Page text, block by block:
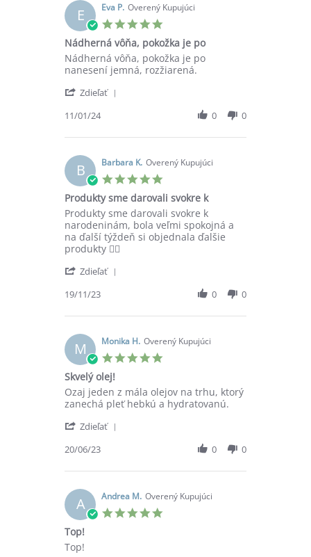
on
1
Oct
2024
E Eva P. Overený Kupujúci
5.0
star
rating
Nádherná vôňa, pokožka je po
Review
by
P.
11
2024
review
stating
vôňa,
je
Nádherná vôňa, pokožka je po
nanesení jemná, rozžiarená.
Zdieľať
Eva
on
11
Jan
2024
11/01/24 0 0
B Barbara K. Overený Kupujúci
5.0
star
rating
Produkty sme darovali svokre k
Review
by
Barbara
K.
19
2023
review
stating
Produkty
sme
svokre
Produkty sme darovali svokre k
narodeninám, bola veľmi spokojná a
na ďalší týždeň si objednala ďalšie
produkty 👍🏼
Zdieľať
Barbara
on
19
Nov
19/11/23 0 0
M Monika H. Overený Kupujúci
5.0
Skvelý olej!
Review
by
H.
20
2023
review
stating
olej!
Ozaj jeden z mála olejov na trhu, ktorý
zanechá pleť hebkú a hydratovanú.
Zdieľať
Monika
on
20
Jun
20/06/23 0 0
A Andrea M. Overený Kupujúci
5.0
Top!
Review
review
Top!